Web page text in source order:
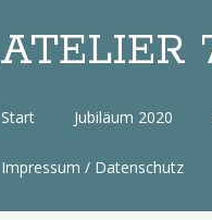
ATELIER
Zum
Start Jubiläum 2020
Impressum / Datenschutz